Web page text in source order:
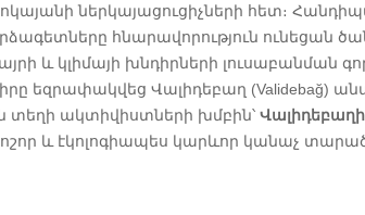
ներկայացուցիչների հետ։
հնարավորություն ունեցան
և կլիմայի խնդիրների լուսաբանման
եզրափակվեց Վալիդեբաղ (Validebağ)
տեղի ակտիվիստների խմբին՝
և էկոլոգիապես կարևոր կանաչ